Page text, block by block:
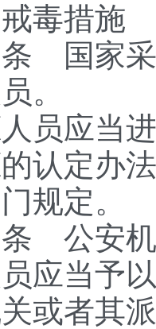
措施
家采
。
应当进
定办法
规定。
安机
应当予
或者其